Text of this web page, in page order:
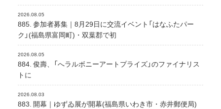
2026.08.05
885. 参加者募集｜8月29日に交流イベント「はなふたパー
ク」(福島県富岡町)・双葉郡で初
2026.08.05
884. 俊壽、「へラルボニーアートプライズ」のファイナリス
トに
2026.08.03
883. 開幕｜ゆずゐ展が開幕(福島県いわき市・赤井郵便局)